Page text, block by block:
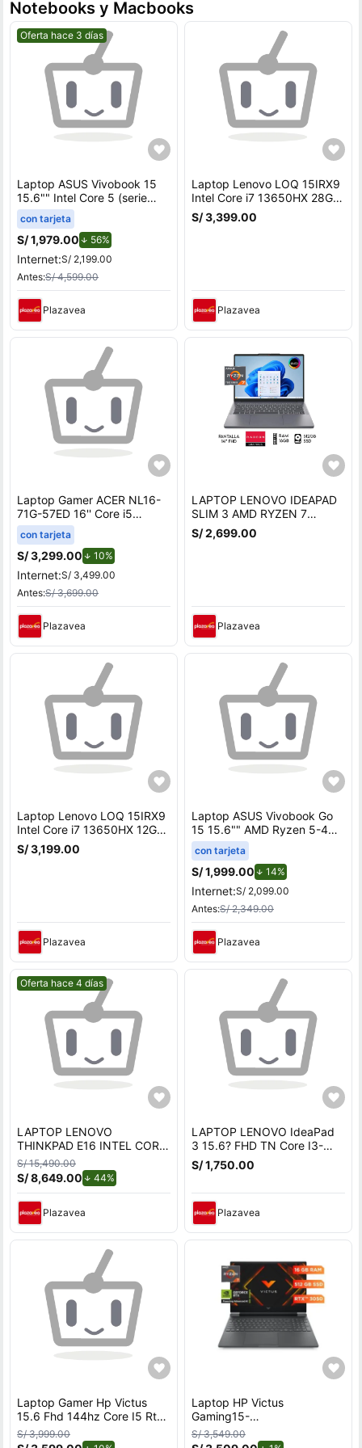
Notebooks y Macbooks
Mejor precio.
Oferta hace 3 días
Laptop ASUS Vivobook 15
15.6"" Intel Core 5 (serie
100) 8GB 512GB SSD
X1504VA-BQ4451W
con tarjeta
S/ 1,979.00 56%
Internet:S/ 2,199.00
Antes:S/ 4,599.00
Plazavea
Laptop Lenovo LOQ 15IRX9
Intel Core i7 13650HX 28GB
RAM 512GB SSD 6GB RTX
3050 15.6 FHD
S/ 3,399.00
Plazavea
Laptop Gamer ACER NL16-
71G-57ED 16'' Core i5
13420H 16GB 512GB SSD
RTX 4050 6GB
con tarjeta
S/ 3,299.00 10%
Internet:S/ 3,499.00
Antes:S/ 3,699.00
Plazavea
LAPTOP LENOVO IDEAPAD
SLIM 3 AMD RYZEN 7
7735HS RAM 16GB SSD
512GB 14 OLED FHD GRIS
S/ 2,699.00
Plazavea
Laptop Lenovo LOQ 15IRX9
Intel Core i7 13650HX 12GB
RAM 512GB SSD 6GB RTX
3050 15.6 FHD
S/ 3,199.00
Plazavea
Laptop ASUS Vivobook Go
15 15.6"" AMD Ryzen 5-40
16GB 512GB SSD (con
Mochila) E1504FA-
BQ2935W
con tarjeta
S/ 1,999.00 14%de descuento.
Internet:S/ 2,099.00
Antes:S/ 2,349.00
Plazavea
Mejor precio.
Oferta hace 4 días
LAPTOP LENOVO
THINKPAD E16 INTEL CORE
ULTRA 7 255H Ram 32 GB
SSD 1TB -21SS000KLM
S/ 15,490.00
S/ 8,649.00 44%
Plazavea
LAPTOP LENOVO IdeaPad
3 15.6? FHD TN Core I3-
1215U 4.40GHz 6 Núcleos
8GB DDR4 512GB SSD
S/ 1,750.00
Plazavea
Laptop Gamer Hp Victus
15.6 Fhd 144hz Core I5 Rtx
4050 16gb
S/ 3,999.00
Laptop HP Victus
Gaming15-
fb3020la, 15.6"", AMD
Ryzen™ 7, 16GB RAM, 512GB
S/ 3,549.00